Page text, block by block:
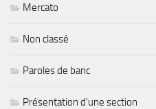
Mercato
Non classé
Paroles de banc
Présentation d'une section